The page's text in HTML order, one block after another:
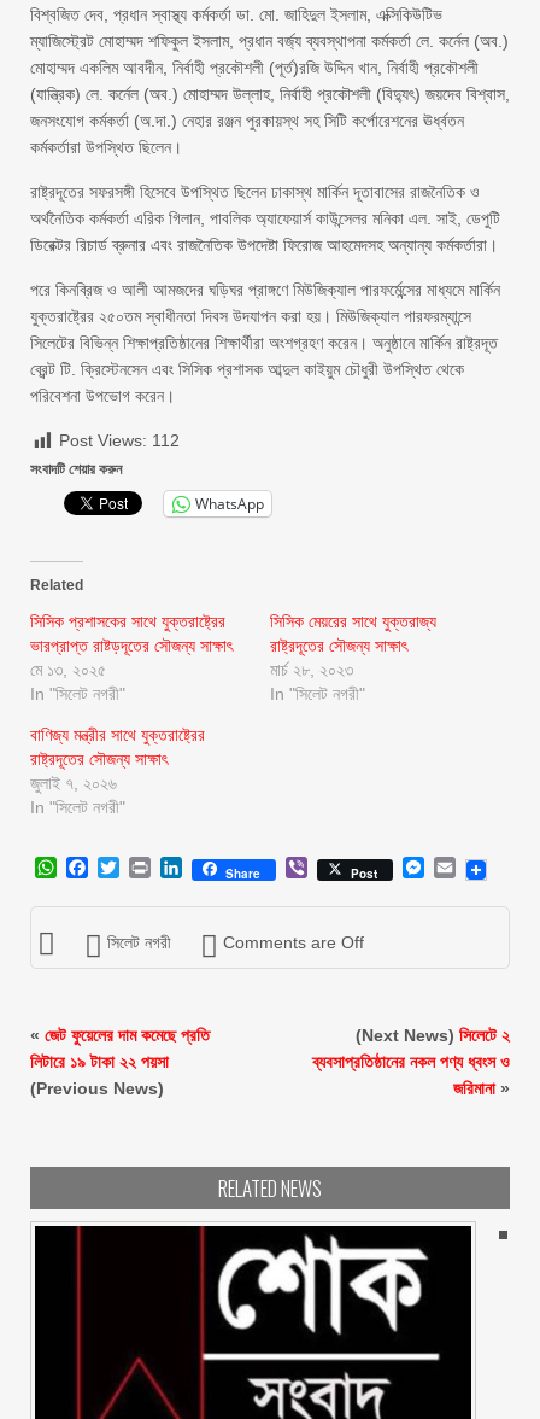
বিশ্বজিত দেব, প্রধান স্বাস্থ্য কর্মকর্তা ডা. মো. জাহিদুল ইসলাম, এক্সিকিউটিভ
ম্যাজিস্ট্রেট মোহাম্মদ শফিকুল ইসলাম, প্রধান বর্জ্য ব্যবস্থাপনা কর্মকর্তা লে. কর্নেল (অব.)
মোহাম্মদ একলিম আবদীন, নির্বাহী প্রকৌশলী (পূর্ত)রজি উদ্দিন খান, নির্বাহী প্রকৌশলী
(যান্ত্রিক) লে. কর্নেল (অব.) মোহাম্মদ উল্লাহ, নির্বাহী প্রকৌশলী (বিদ্যুৎ) জয়দেব বিশ্বাস,
জনসংযোগ কর্মকর্তা (অ.দা.) নেহার রঞ্জন পুরকায়স্থ সহ সিটি কর্পোরেশনের ঊর্ধ্বতন
কর্মকর্তারা উপস্থিত ছিলেন।
রাষ্ট্রদূতের সফরসঙ্গী হিসেবে উপস্থিত ছিলেন ঢাকাস্থ মার্কিন দূতাবাসের রাজনৈতিক ও
অর্থনৈতিক কর্মকর্তা এরিক গিলান, পাবলিক অ্যাফেয়ার্স কাউন্সেলর মনিকা এল. সাই, ডেপুটি
ডিরেক্টর রিচার্ড ব্রুনার এবং রাজনৈতিক উপদেষ্টা ফিরোজ আহমেদসহ অন্যান্য কর্মকর্তারা।
পরে কিনব্রিজ ও আলী আমজদের ঘড়িঘর প্রাঙ্গণে মিউজিক্যাল পারফর্মেন্সের মাধ্যমে মার্কিন
যুক্তরাষ্ট্রের ২৫০তম স্বাধীনতা দিবস উদযাপন করা হয়। মিউজিক্যাল পারফরম্যান্সে
সিলেটের বিভিন্ন শিক্ষাপ্রতিষ্ঠানের শিক্ষার্থীরা অংশগ্রহণ করেন। অনুষ্ঠানে মার্কিন রাষ্ট্রদূত
ব্রেন্ট টি. ক্রিস্টেনসেন এবং সিসিক প্রশাসক আব্দুল কাইয়ুম চৌধুরী উপস্থিত থেকে
পরিবেশনা উপভোগ করেন।
Post Views: 112
সংবাদটি শেয়ার করুন
WhatsApp
Related
সিসিক প্রশাসকের সাথে যুক্তরাষ্ট্রের
ভারপ্রাপ্ত রাষ্টড়দূতের সৌজন্য সাক্ষাৎ
মে ১৩, ২০২৫
In "সিলেট নগরী"
সিসিক মেয়রের সাথে যুক্তরাজ্য
রাষ্ট্রদূতের সৌজন্য সাক্ষাৎ
মার্চ ২৮, ২০২৩
In "সিলেট নগরী"
বাণিজ্য মন্ত্রীর সাথে যুক্তরাষ্ট্রের
রাষ্ট্রদূতের সৌজন্য সাক্ষাৎ
জুলাই ৭, ২০২৬
In "সিলেট নগরী"
WhatsApp
Facebook
Twitter
Print LinkedIn
Share ViberPost Messenger
Email
সিলেট নগরী Comments are Off
« জেট ফুয়েলের দাম কমেছে প্রতি
লিটারে ১৯ টাকা ২২ পয়সা
(Previous News)
(Next News) সিলেটে ২
ব্যবসাপ্রতিষ্ঠানের নকল পণ্য ধ্বংস ও
জরিমানা»
RELATED NEWS